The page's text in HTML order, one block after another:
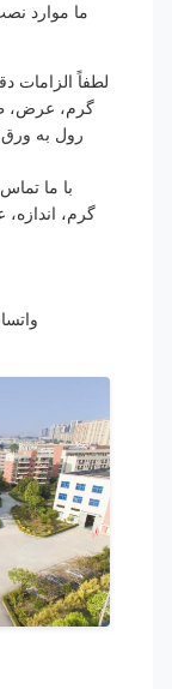
ما موارد نصب
لطفاً الزامات دقیق
گرم، عرض،
رول به ورق را
با ما تماس
گرم، اندازه،